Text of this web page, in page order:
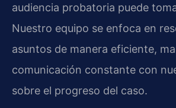
audiencia probatoria puede
Nuestro equipo se enfoca en
asuntos de manera eficiente,
comunicación constante con
sobre el progreso del caso.